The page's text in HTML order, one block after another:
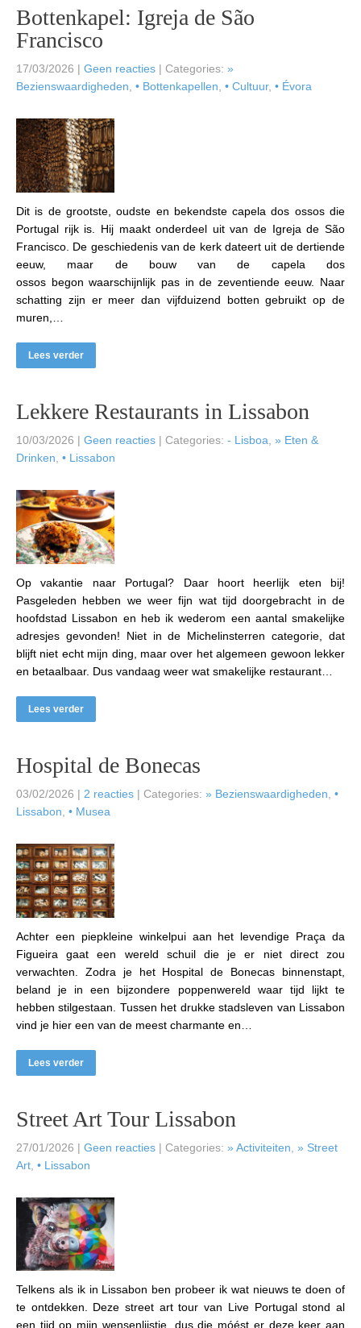
Bottenkapel: Igreja de São
Francisco
17/03/2026 | Geen reacties | Categories: »
Bezienswaardigheden, • Bottenkapellen, • Cultuur, • Évora
Dit is de grootste, oudste en bekendste capela dos ossos die
Portugal rijk is. Hij maakt onderdeel uit van de Igreja de São
Francisco. De geschiedenis van de kerk dateert uit de dertiende
eeuw, maar de bouw van de capela dos
ossos begon waarschijnlijk pas in de zeventiende eeuw. Naar
schatting zijn er meer dan vijfduizend botten gebruikt op de
muren,…
Lees verder
Lekkere Restaurants in Lissabon
10/03/2026 | Geen reacties | Categories: - Lisboa » Eten &
Drinken • Lissabon
Op vakantie naar Portugal? Daar hoort heerlijk eten bij!
Pasgeleden hebben we weer fijn wat tijd doorgebracht in de
hoofdstad Lissabon en heb ik wederom een aantal smakelijke
adresjes gevonden! Niet in de Michelinsterren categorie, dat
blijft niet echt mijn ding, maar over het algemeen gewoon lekker
en betaalbaar. Dus vandaag weer wat smakelijke restaurant…
Lees verder
Hospital de Bonecas
03/02/2026 | 2 reacties | Categories: » Bezienswaardigheden •
Lissabon • Musea
Achter een piepkleine winkelpui aan het levendige Praça da
Figueira gaat een wereld schuil die je er niet direct zou
verwachten. Zodra je het Hospital de Bonecas binnenstapt,
beland je in een bijzondere poppenwereld waar tijd lijkt te
hebben stilgestaan. Tussen het drukke stadsleven van Lissabon
vind je hier een van de meest charmante en…
Lees verder
Street Art Tour Lissabon
27/01/2026 | Geen reacties | Categories: » Activiteiten » Street
Art • Lissabon
Telkens als ik in Lissabon ben probeer ik wat nieuws te doen of
te ontdekken. Deze street art tour van Live Portugal stond al
een tijd op mijn wensenlijstje, dus die móést er deze keer aan